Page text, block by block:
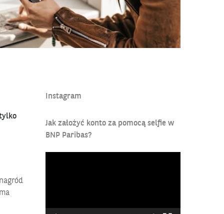
blog/wygraj-100-000-zl-i-wyplacaj-pieniadze-za-0-zl
Instagram
Jak założyć konto za pomocą selfie w
BNP Paribas?